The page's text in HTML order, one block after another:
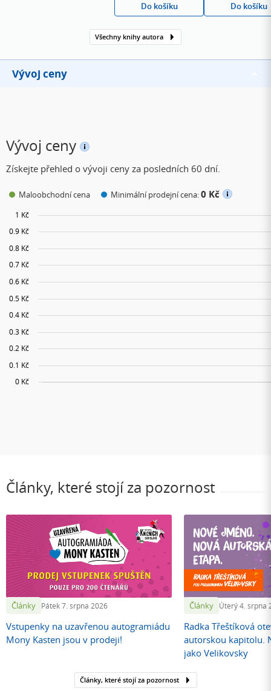
Do košíku Do košíku
Všechny knihy autora
Vývoj ceny
Vývoj ceny
Získejte přehled o vývoji ceny za posledních 60 dní.
Maloobchodní cena Minimální prodejní cena:0 Kč
Články, které stojí za pozornost
Články Pátek 7. srpna 2026
Vstupenky na uzavřenou autogramiádu
Mony Kasten jsou v prodeji!
Články Úterý 4. srpna
Radka Třeštíková
autorskou kapitolu.
jako Velikovsky
Články, které stojí za pozornost